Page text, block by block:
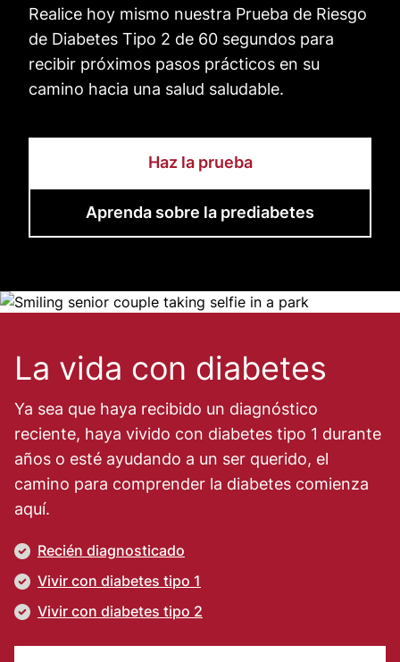
Realice hoy mismo nuestra Prueba de Riesgo
de Diabetes Tipo 2 de 60 segundos para
recibir próximos pasos prácticos en su
camino hacia una salud saludable.
Haz la prueba
Aprenda sobre la prediabetes
La vida con diabetes
Ya sea que haya recibido un diagnóstico
reciente, haya vivido con diabetes tipo 1 durante
años o esté ayudando a un ser querido, el
camino para comprender la diabetes comienza
aquí.
Recién diagnosticado
Vivir con diabetes tipo 1
Vivir con diabetes tipo 2
Image